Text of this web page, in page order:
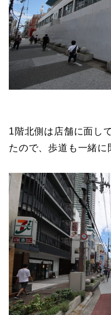
1階北側は店舗に面し
たので、歩道も一緒に